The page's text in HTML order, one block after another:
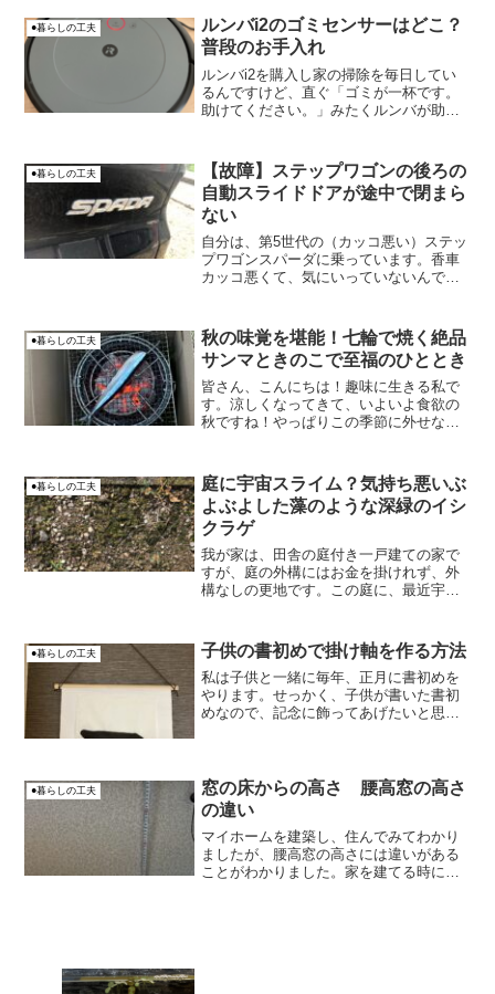
●暮らしの工夫
ルンバi2のゴミセンサーはどこ？
普段のお手入れ
ルンバi2を購入し家の掃除を毎日してい
るんですけど、直ぐ「ゴミが一杯です。
助けてください。」みたくルンバが助け
な時は、ゴミセンサーを綺麗にしてあげ
る必要があるん...
●暮らしの工夫
【故障】ステップワゴンの後ろの
自動スライドドアが途中で閉まら
ない
自分は、第5世代の（カッコ悪い）ステッ
プワゴンスパーダに乗っています。香車
カッコ悪くて、気にいっていないんです
たんです。ほんと、妥協して買うべきで
は無かったと後...
●暮らしの工夫
秋の味覚を堪能！七輪で焼く絶品
サンマときのこで至福のひととき
皆さん、こんにちは！趣味に生きる私で
す。涼しくなってきて、いよいよ食欲の
秋ですね！やっぱりこの季節に外せない
ートをお届けしますね。
●暮らしの工夫
庭に宇宙スライム？気持ち悪いぶ
よぶよした藻のような深緑のイシ
クラゲ
我が家は、田舎の庭付き一戸建ての家で
すが、庭の外構にはお金を掛けれず、外
構なしの更地です。この庭に、最近宇宙
おとちゃん怖っ！キモっ！この謎の物体X
の正体はいったい何な...
●暮らしの工夫 子供の書初めで掛け軸を作る方法
私は子供と一緒に毎年、正月に書初めを
やります。せっかく、子供が書いた書初
めなので、記念に飾ってあげたいと思
と、今までは書初めを、部屋...
●暮らしの工夫
窓の床からの高さ 腰高窓の高さ
の違い
マイホームを建築し、住んでみてわかり
ましたが、腰高窓の高さには違いがある
ことがわかりました。家を建てる時に